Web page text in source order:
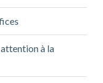
à la